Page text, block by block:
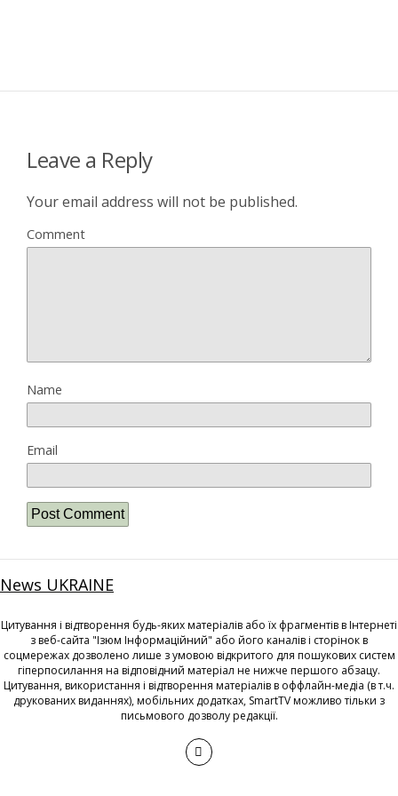
Leave a Reply
Your email address will not be published.
Comment
Name
Email
News UKRAINE
Цитування і відтворення будь-яких матеріалів або їх фрагментів в Інтернеті
з веб-сайта "Ізюм Інформаційний" або його каналів і сторінок в
соцмережах дозволено лише з умовою відкритого для пошукових систем
гіперпосилання на відповідний матеріал не нижче першого абзацу.
Цитування, використання і відтворення матеріалів в оффлайн-медіа (в т.ч.
друкованих виданнях), мобільних додатках, SmartTV можливо тільки з
письмового дозволу редакції.